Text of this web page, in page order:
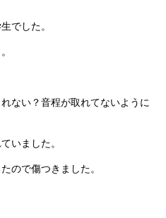
でした。
ない？音程が取れてないように
いました。
ので傷つきました。